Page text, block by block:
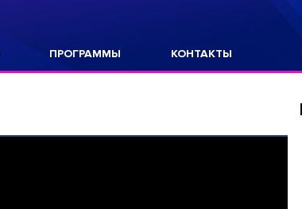
ПРОГРАММЫ КОНТАКТЫ